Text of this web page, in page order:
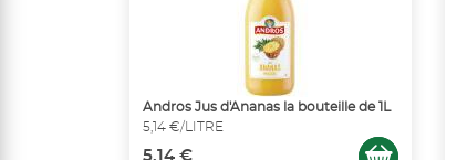
Andros Jus d'Ananas la bouteille de 1L
5,14 €/LITRE
5.14 €